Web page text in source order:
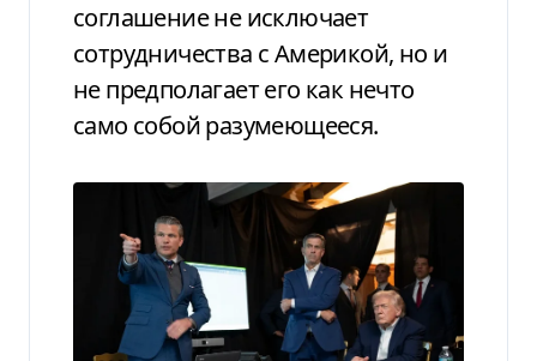
соглашение не исключает
сотрудничества с Америкой, но и
не предполагает его как нечто
само собой разумеющееся.